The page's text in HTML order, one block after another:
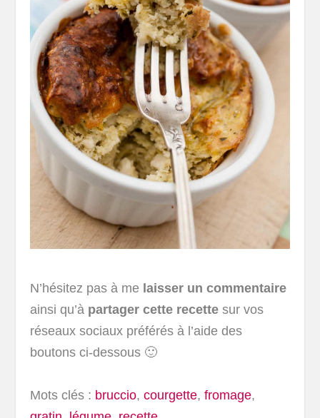
N’hésitez pas à me laisser un commentaire
ainsi qu’à partager cette recette sur vos
réseaux sociaux préférés à l’aide des
boutons ci-dessous 🙂
Mots clés : bruccio,courgette,fromage,